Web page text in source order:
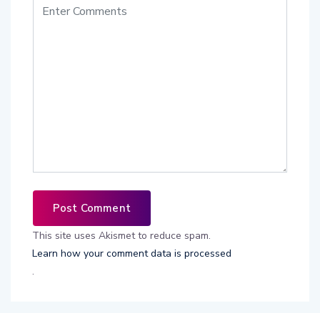
This site uses Akismet to reduce spam.
Learn how your comment data is processed
.